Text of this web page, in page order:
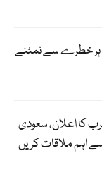
ہر خطرے سے نمٹنے
کا اعلان، سعودی
اہم ملاقات کریں